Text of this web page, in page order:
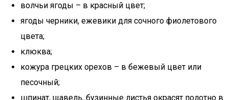
волчьи ягоды – в красный цвет;
ягоды черники, ежевики для сочного фиолетового
цвета;
клюква;
кожура грецких орехов – в бежевый цвет или
песочный;
шпинат, щавель, бузинные листья окрасят полотно в